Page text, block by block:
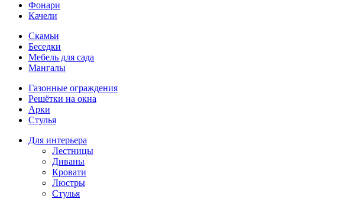
Фонари
Качели
Скамьи
Беседки
Мебель для сада
Мангалы
Газонные ограждения
Решётки на окна
Арки
Стулья
Для интерьера
Лестницы
Диваны
Кровати
Люстры
Стулья